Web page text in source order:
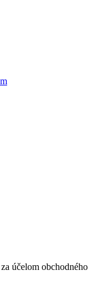
účelom obchodného